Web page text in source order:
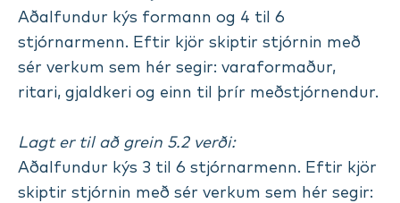
Aðalfundur kýs formann og 4 til 6
stjórnarmenn. Eftir kjör skiptir stjórnin með
sér verkum sem hér segir: varaformaður,
ritari, gjaldkeri og einn til þrír meðstjórnendur.
Lagt er til að grein 5.2 verði:
Aðalfundur kýs 3 til 6 stjórnarmenn. Eftir kjör
skiptir stjórnin með sér verkum sem hér segir: